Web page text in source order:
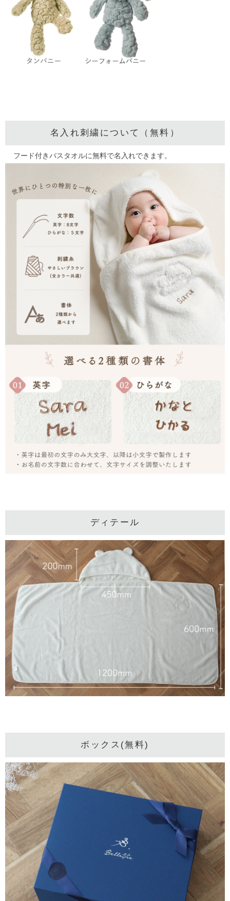
名入れ刺繍について（無料）
フード付きバスタオルに無料で名入れできます。
ディテール
ボックス(無料)